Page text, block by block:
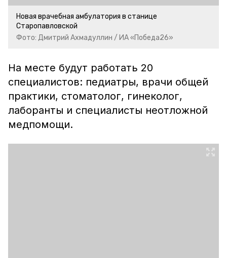
Новая врачебная амбулатория в станице
Старопавловской
Фото: Дмитрий Ахмадуллин / ИА «Победа26»
На месте будут работать 20
специалистов: педиатры, врачи общей
практики, стоматолог, гинеколог,
лаборанты и специалисты неотложной
медпомощи.